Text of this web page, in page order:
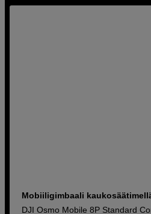
Mobiiligimbaali
DJI Osmo Mobile 8P Standard